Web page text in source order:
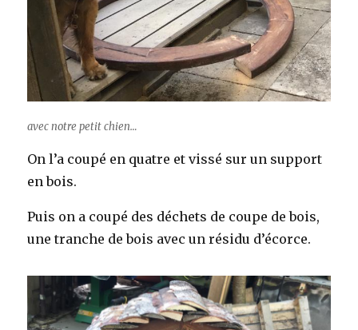
avec notre petit chien…
On l’a coupé en quatre et vissé sur un support
en bois.
Puis on a coupé des déchets de coupe de bois,
une tranche de bois avec un résidu d’écorce.